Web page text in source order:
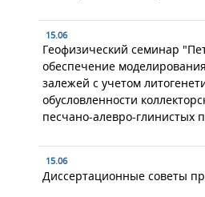
15.06
Геофизический семинар
обеспечение
залежей с учетом
обусловленности
песчано-алевро-глинистых
15.06
Диссертационные советы